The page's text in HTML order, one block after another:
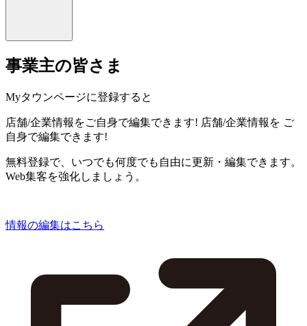
事業主の皆さま
Myタウンページに登録すると
店舗/企業情報をご自身で編集できます! 店舗/企業情報を ご
自身で編集できます!
無料登録で、いつでも何度でも自由に更新・編集できます。
Web集客を強化しましょう。
情報の編集はこちら